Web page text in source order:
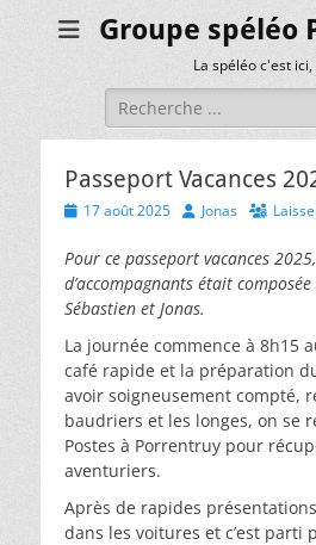
Groupe spéléo
La spéléo c'est ici,
Rechercher :
Passeport Vacances
Posted17 août 2025 Author
Jonas
Pour ce passeport vacances
d’accompagnants était
Sébastien et Jonas.
La journée commence à 8h15
café rapide et la préparation
avoir soigneusement compté,
baudriers et les longes, on se
Postes à Porrentruy pour
aventuriers.
Après de rapides
dans les voitures et c’est parti